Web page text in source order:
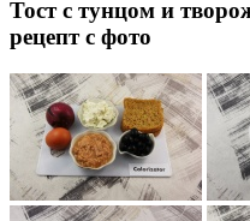
Тост с тунцом и
рецепт с фото